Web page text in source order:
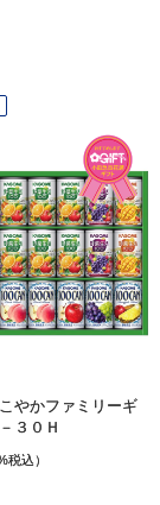
やかファミリーギ
３０Ｈ
税込）